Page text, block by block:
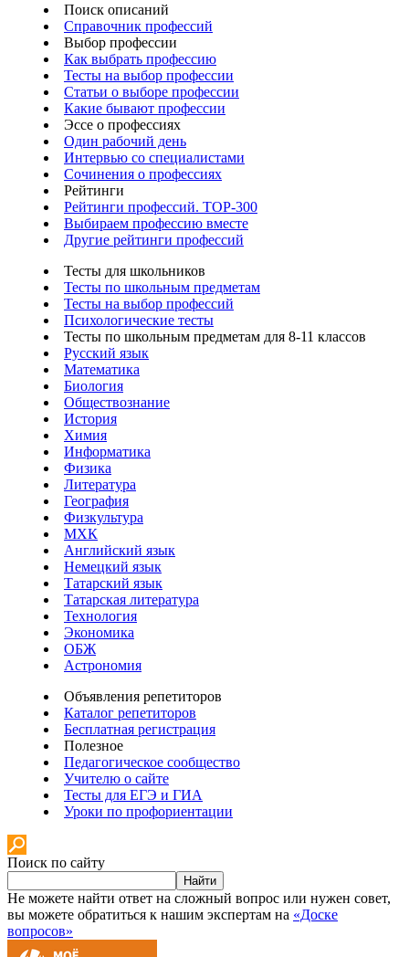
Поиск описаний
Справочник профессий
Выбор профессии
Как выбрать профессию
Тесты на выбор профессии
Статьи о выборе профессии
Какие бывают профессии
Эссе о профессиях
Один рабочий день
Интервью со специалистами
Сочинения о профессиях
Рейтинги
Рейтинги профессий. TOP-300
Выбираем профессию вместе
Другие рейтинги профессий
Тесты для школьников
Тесты по школьным предметам
Тесты на выбор профессий
Психологические тесты
Тесты по школьным предметам для 8-11 классов
Русский язык
Математика
Биология
Обществознание
История
Химия
Информатика
Физика
Литература
География
Физкультура
МХК
Английский язык
Немецкий язык
Татарский язык
Татарская литература
Технология
Экономика
ОБЖ
Астрономия
Объявления репетиторов
Каталог репетиторов
Бесплатная регистрация
Полезное
Педагогическое сообщество
Учителю о сайте
Тесты для ЕГЭ и ГИА
Уроки по профориентации
Поиск по сайту
Найти
Не можете найти ответ на сложный вопрос или нужен совет,
вы можете обратиться к нашим экспертам на «Доске
вопросов»